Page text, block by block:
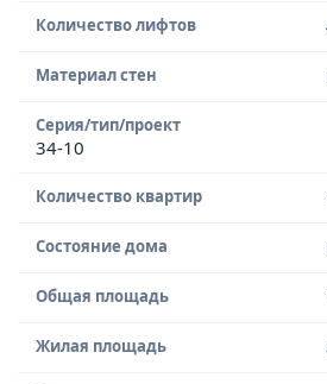
Количество лифтов
Материал стен
Серия/тип/проект
34-10
Количество квартир
Состояние дома
Общая площадь
Жилая площадь